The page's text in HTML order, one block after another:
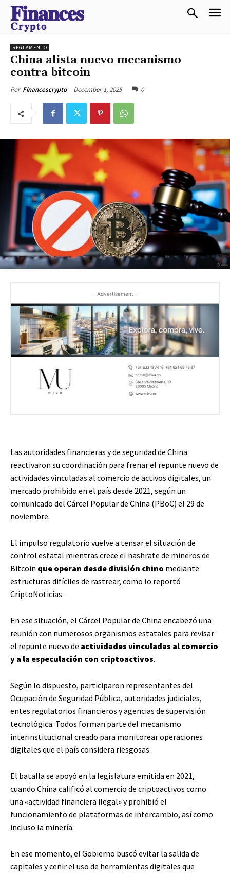
𝐅𝐢𝐧𝐚𝐧𝐜𝐞𝐬
𝐂𝐫𝐲𝐩𝐭𝐨
REGLAMENTO
China alista nuevo mecanismo
contra bitcoin
Por Financescrypto December 1, 2025 0
- Advertisement -
Las autoridades financieras y de seguridad de China
reactivaron su coordinación para frenar el repunte nuevo de
actividades vinculadas al comercio de activos digitales, un
mercado prohibido en el país desde 2021, según un
comunicado del Cárcel Popular de China (PBoC) el 29 de
noviembre.
El impulso regulatorio vuelve a tensar el situación de
control estatal mientras crece el hashrate de mineros de
Bitcoin que operan desde división chino mediante
estructuras difíciles de rastrear, como lo reportó
CriptoNoticias.
En ese situación, el Cárcel Popular de China encabezó una
reunión con numerosos organismos estatales para revisar
el repunte nuevo de actividades vinculadas al comercio
y a la especulación con criptoactivos.
Según lo dispuesto, participaron representantes del
Ocupación de Seguridad Pública, autoridades judiciales,
entes regulatorios financieros y agencias de supervisión
tecnológica. Todos forman parte del mecanismo
interinstitucional creado para monitorear operaciones
digitales que el país considera riesgosas.
El batalla se apoyó en la legislatura emitida en 2021,
cuando China calificó al comercio de criptoactivos como
una «actividad financiera ilegal» y prohibió el
funcionamiento de plataformas de intercambio, así como
incluso la minería.
En ese momento, el Gobierno buscó evitar la salida de
capitales y ceñir el uso de herramientas digitales que